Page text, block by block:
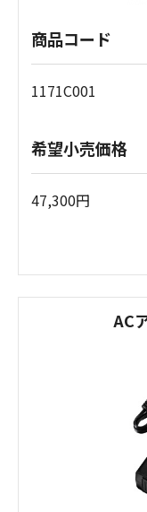
商品コード
1171C001
希望小売価格
47,300円
AC